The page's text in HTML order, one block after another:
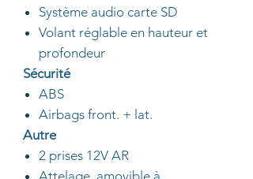
Système audio carte SD
Volant réglable en hauteur et
profondeur
Sécurité
ABS
Airbags front. + lat.
Autre
2 prises 12V AR
Attelage, amovible à